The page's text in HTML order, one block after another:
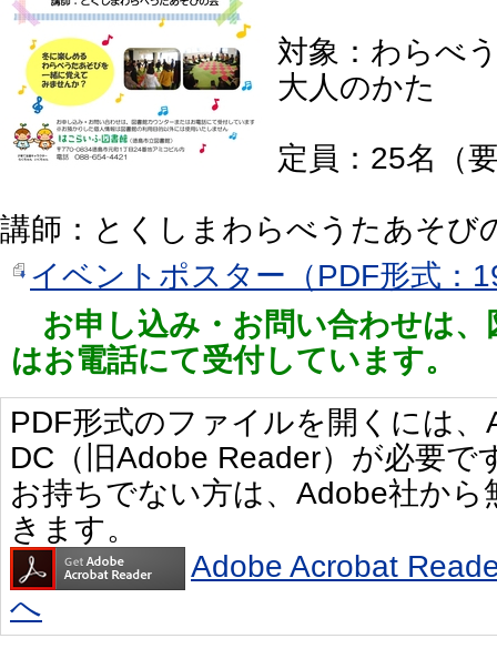
対象：わらべ
大人のかた
定員：25名（
講師：とくしまわらべうたあそび
イベントポスター（PDF形式：
お申し込み・お問い合わせは
はお電話にて受付しています。
PDF形式のファイルを開くには
DC（旧Adobe Reader）が必要で
お持ちでない方は、Adobe社か
きます。
Adobe Acrobat
へ